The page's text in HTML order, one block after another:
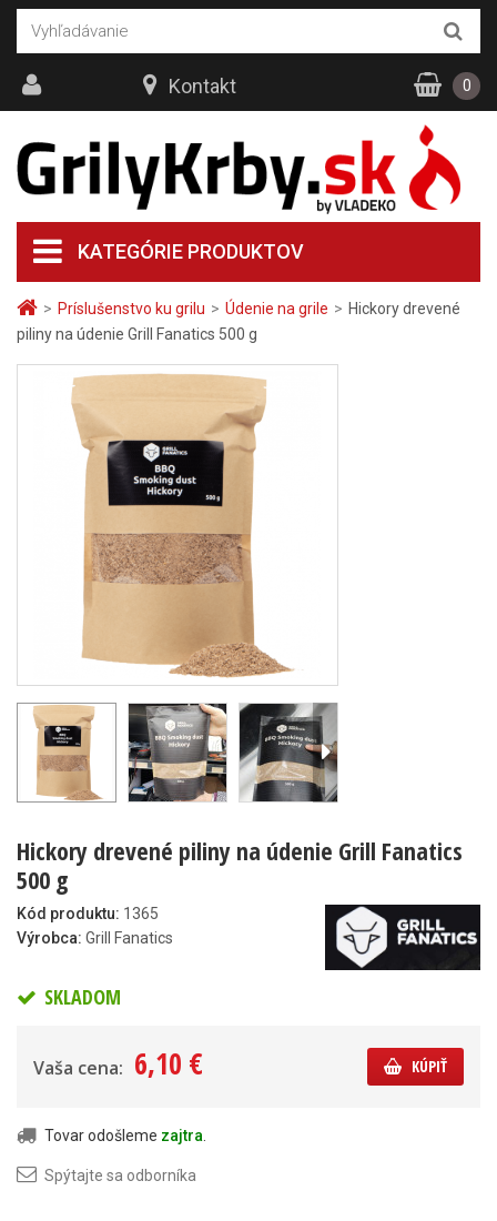
> Príslušenstvo ku grilu > Údenie na grile > Hickory drevené
piliny na údenie Grill Fanatics 500 g
Hickory drevené piliny na údenie Grill Fanatics
500 g
Kód produktu: 1365
Výrobca: Grill Fanatics
SKLADOM
Vaša cena: 6,10 € KÚPIŤ
Tovar odošleme zajtra
Spýtajte sa odborníka
KATEGÓRIE PRODUKTOV
Kontakt 0